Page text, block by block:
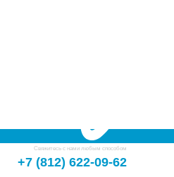
Свяжитесь с нами любым способом
+7 (812) 622-09-62